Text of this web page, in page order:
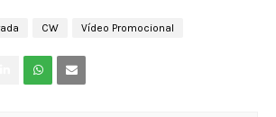
CW Vídeo Promocional